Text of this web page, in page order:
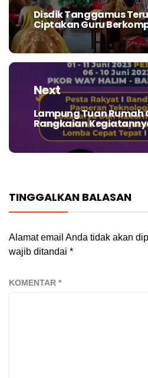
Previous
post:
Disdik Tanggamus
Ciptakan Guru
Next
Next
post:
Lampung Tuan Rumah
Rangkaian
TINGGALKAN BALASAN
Alamat email Anda tidak akan
wajib ditandai *
KOMENTAR *